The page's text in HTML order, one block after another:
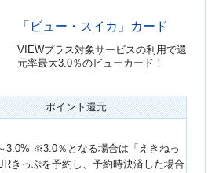
「ビュー・スイカ」カード
VIEWプラス対象サービスの利用で還
元率最大3.0％のビューカード！
ポイント還元
3.0% ※3.0％となる場合は「えきねっ
きっぷを予約し、予約時決済した場合